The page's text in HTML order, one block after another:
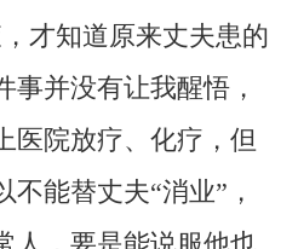
才知道原来丈夫患的
事并没有让我醒悟，
医院放疗、化疗，但
能替丈夫“消业”，